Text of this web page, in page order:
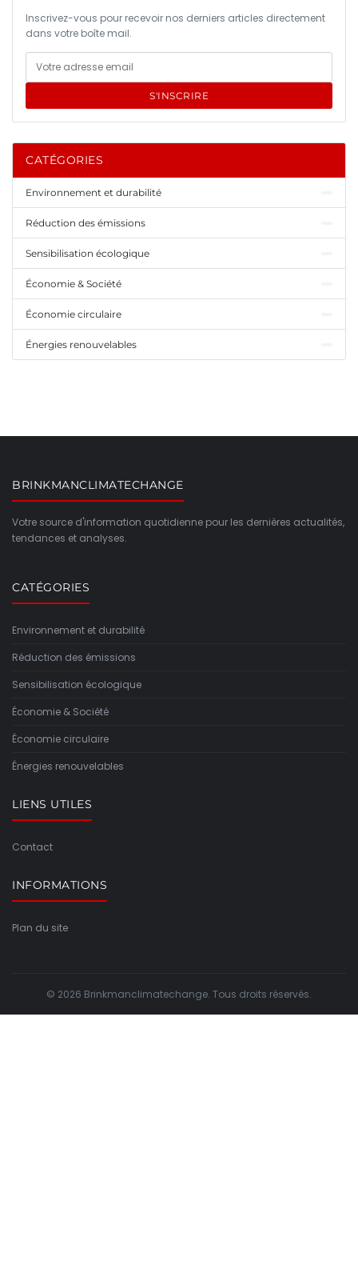
Inscrivez-vous pour recevoir nos derniers articles directement
dans votre boîte mail.
S'INSCRIRE
CATÉGORIES
Environnement et durabilité
Réduction des émissions
Sensibilisation écologique
Économie & Société
Économie circulaire
Énergies renouvelables
BRINKMANCLIMATECHANGE
Votre source d'information quotidienne pour les dernières actualités,
tendances et analyses.
CATÉGORIES
Environnement et durabilité
Réduction des émissions
Sensibilisation écologique
Économie & Société
Économie circulaire
Énergies renouvelables
LIENS UTILES
Contact
INFORMATIONS
Plan du site
© 2026 Brinkmanclimatechange. Tous droits réservés.